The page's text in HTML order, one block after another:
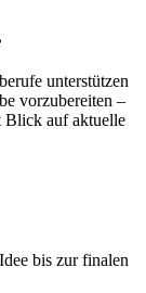
unterstützen
vorzubereiten –
Blick auf aktuelle
bis zur finalen